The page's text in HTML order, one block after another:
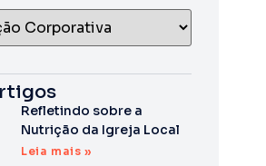
Refletindo sobre a
Nutrição da Igreja Local
Leia mais »